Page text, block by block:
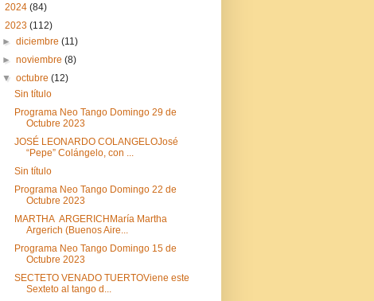
2024 (84)
2023 (112)
►diciembre(11)
►noviembre(8)
▼octubre(12)
Sin título
Programa Neo Tango Domingo 29 de
Octubre 2023
JOSÉ LEONARDO COLANGELOJosé
“Pepe” Colángelo, con ...
Sin título
Programa Neo Tango Domingo 22 de
Octubre 2023
MARTHA ARGERICHMaría Martha
Argerich (Buenos Aire...
Programa Neo Tango Domingo 15 de
Octubre 2023
SECTETO VENADO TUERTOViene este
Sexteto al tango d...